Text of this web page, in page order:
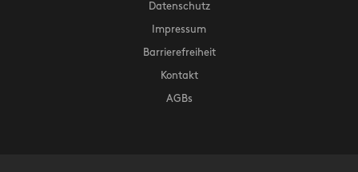
Datenschutz
Impressum
Barrierefreiheit
Kontakt
AGBs